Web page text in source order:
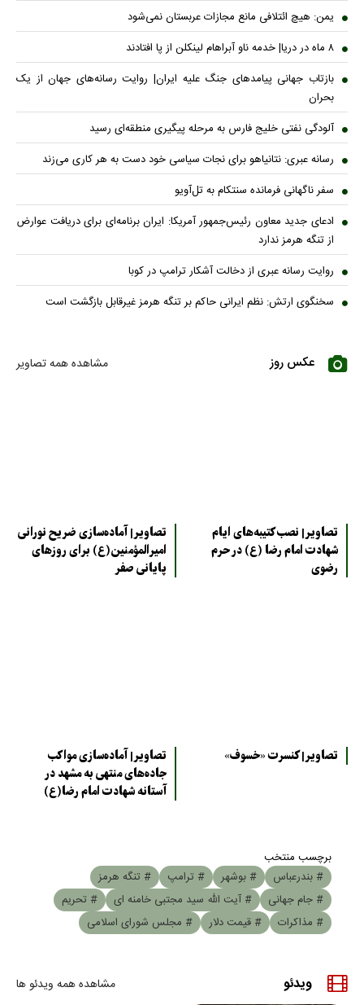
یمن: هیچ ائتلافی مانع مجازات عربستان نمی‌شود
۸ ماه در دریا| خدمه ناو آبراهام لینکلن از پا افتادند
بازتاب جهانی پیامدهای جنگ علیه ایران| روایت رسانه‌های جهان از یک
بحران
آلودگی نفتی خلیج فارس به مرحله پیگیری منطقه‌ای رسید
رسانه عبری: نتانیاهو برای نجات سیاسی خود دست به هر کاری می‌زند
سفر ناگهانی فرمانده سنتکام به تل‌آویو
ادعای جدید معاون رئیس‌جمهور آمریکا: ایران برنامه‌ای برای دریافت عوارض
از تنگه هرمز ندارد
روایت رسانه عبری از دخالت آشکار ترامپ در کوبا
سخنگوی ارتش: نظم ایرانی حاکم بر تنگه هرمز غیرقابل بازگشت است
عکس روز مشاهده همه تصاویر
تصاویر| نصب کتیبه‌های ایام
شهادت امام رضا (ع) در حرم
رضوی
تصاویر| آماده‌سازی ضریح نورانی
امیرالمؤمنین(ع) برای روزهای
پایانی صفر
تصاویر| کنسرت «خسوف»
تصاویر| آماده‌سازی مواکب
جاده‌های منتهی به مشهد در
آستانه شهادت امام رضا(ع)
برچسب منتخب
# بندرعباس
# بوشهر # ترامپ
# تنگه هرمز
# جام جهانی
# آیت الله سید مجتبی خامنه ای
# تحریم
# مذاکرات
# قیمت دلار # مجلس شورای اسلامی
ویدئو مشاهده همه ویدئو ها